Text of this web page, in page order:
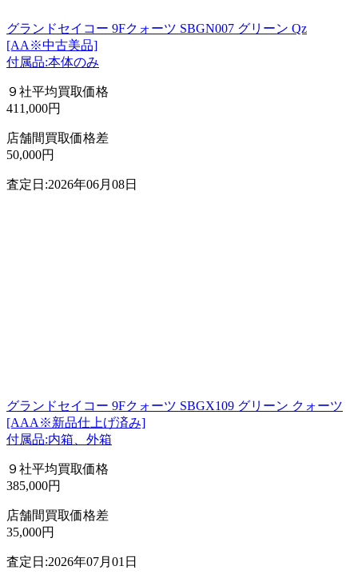
グランドセイコー 9Fクォーツ SBGN007 グリーン Qz
[AA※中古美品]
付属品:本体のみ
９社平均買取価格
411,000円
店舗間買取価格差
50,000円
査定日:2026年06月08日
グランドセイコー 9Fクォーツ SBGX109 グリーン クォーツ
[AAA※新品仕上げ済み]
付属品:内箱、外箱
９社平均買取価格
385,000円
店舗間買取価格差
35,000円
査定日:2026年07月01日